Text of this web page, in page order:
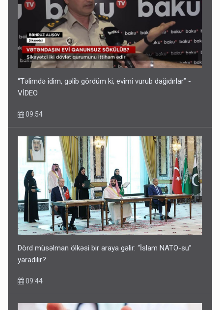
“Təlimdə idim, gəlib gördüm ki, evimi vurub dağıdırlar” -
VİDEO
09:54
Dörd müsəlman ölkəsi bir araya gəlir: “İslam NATO-su”
yaradılır?
09:44